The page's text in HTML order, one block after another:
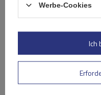
174,99 €
Niedrigster Preis in 30 Tagen vor
Große Menge verfügbar
In
Werbe-Cookies
Ich